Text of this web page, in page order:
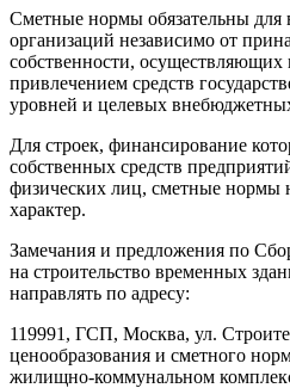
Сметные нормы обязательны для
организаций независимо от
собственности, осуществляющих
привлечением средств
уровней и целевых
Для строек, финансирование
собственных средств
физических лиц, сметные нормы
характер.
Замечания и предложения по
на строительство временных
направлять по адресу:
119991, ГСП, Москва, ул.
ценообразования и сметного
жилищно-коммунальном